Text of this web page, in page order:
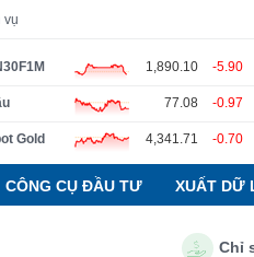
vụ
1,890.10 -5.90
77.08 -0.97
Gold 4,341.71 -0.70
CÔNG CỤ ĐẦU TƯ XUẤT DỮ
Chỉ số
Thuật ngữ